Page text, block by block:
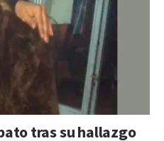
tras su hallazgo